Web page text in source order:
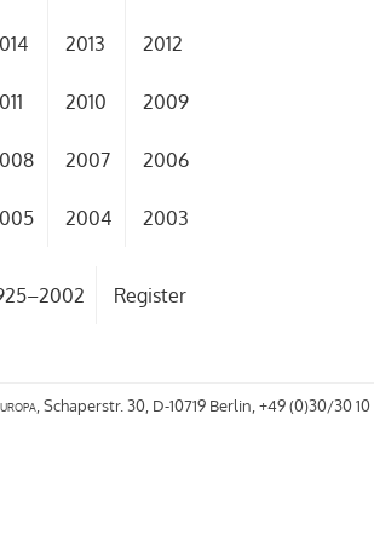
2013 2012
2010 2009
2007 2006
2004 2003
Register
, Schaperstr. 30, D-10719 Berlin, +49 (0)30/30